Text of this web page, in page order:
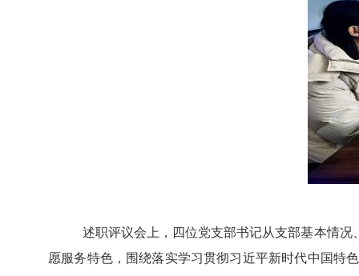
述职评议会上，四位党支部书记从支部基本情况
愿服务特色，围绕落实学习贯彻习近平新时代中国特